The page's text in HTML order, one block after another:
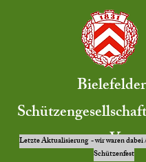
Bielefelder
e.V.
Letzte Aktualisierung - wir waren dabei
Schützenfest